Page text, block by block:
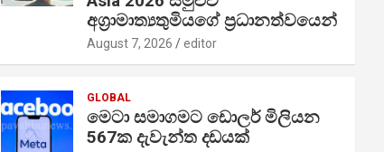
අග්‍රාමාත්‍යතුමියගේ ප්‍රධානත්වයෙන්
August 7, 2026 editor
GLOBAL
මෙටා සමාගමට ඩොලර් මිලියන
567ක දැවැන්ත දඩයක්